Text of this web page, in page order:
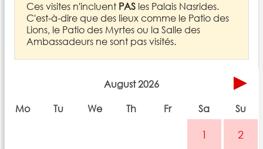
Ces visites n'incluent PASles Palais Nasrides.
C'est-à-dire que des lieux comme le Patio des
Lions, le Patio des Myrtes ou la Salle des
Ambassadeurs ne sont pas visités.